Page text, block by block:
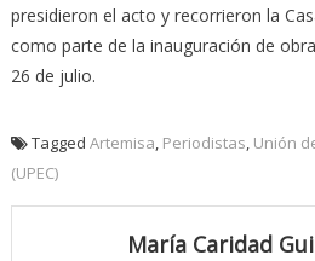
presidieron el acto y recorrieron la
como parte de la inauguración de
26 de julio.
Tagged Artemisa, Periodistas, Unión
(UPEC)
María Caridad